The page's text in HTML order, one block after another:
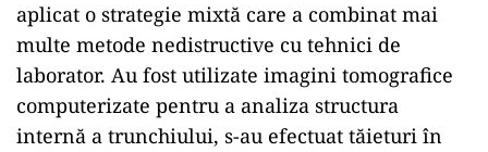
aplicat o strategie mixtă care a combinat mai
multe metode nedistructive cu tehnici de
laborator. Au fost utilizate imagini tomografice
computerizate pentru a analiza structura
internă a trunchiului, s-au efectuat tăieturi în